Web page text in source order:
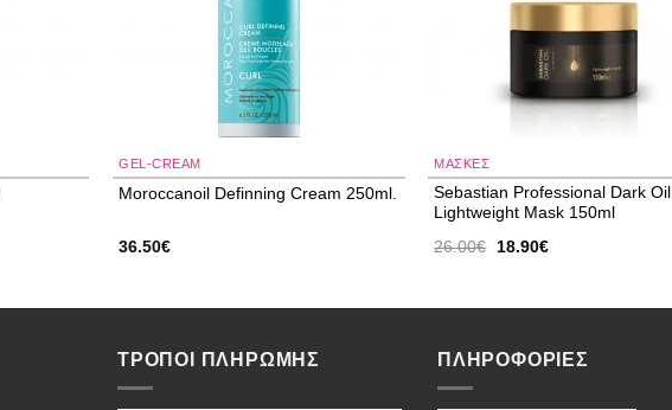
GEL-CREAM
Moroccanoil Definning Cream 250ml.
36.50€
ΜΑΣΚΕΣ
Sebastian Professional Dark Oil
Lightweight Mask 150ml
26.00€
Original
18.90€Η
18.90€.
ΤΡΟΠΟΙ ΠΛΗΡΩΜΗΣ ΠΛΗΡΟΦΟΡΙΕΣ